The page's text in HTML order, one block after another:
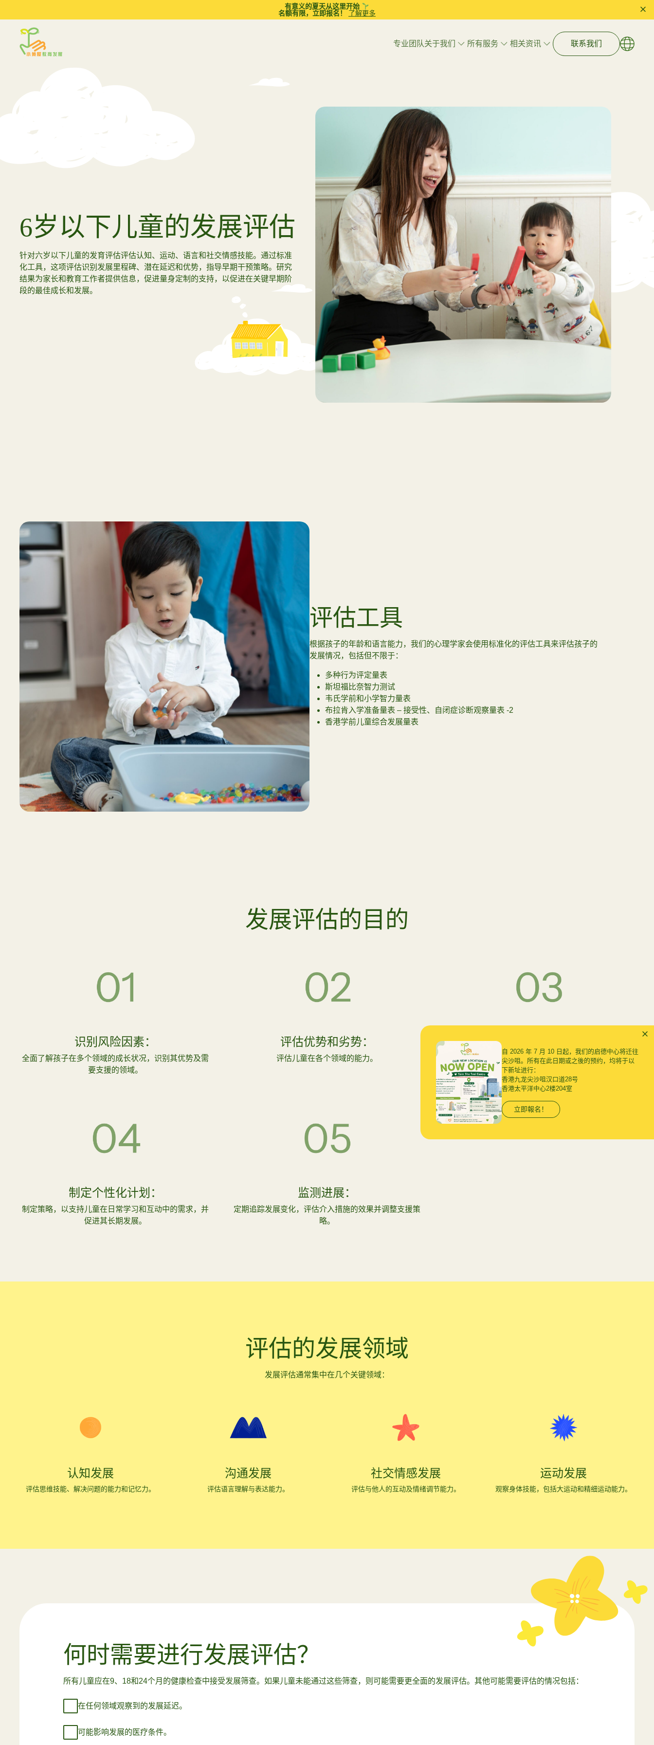
有意义的夏天从这里开始
名额有限，立即报名！
了解更多
Sprout in Motion
专业团队关于我们
关于我们
我们的环境
我们的合作伙伴
加入我们
所有服务
服务
到校支援服务
心理辅导
执行功能辅导
父母辅导 家庭与儿童福祉辅导
相关资讯
文章及建议
季度工作坊
女关系 的 10 个实用建议
全面心理教育评估 教育策略
解读孩子的成长密码：为什么儿童
心理评估必须认准“卫生署注册”专
家？
学习技巧与入学准备
拒绝盲目干预：由国际 BCBA 专家
带领的数据化 ABA 治疗，如何精
准重塑儿童行为？
查看全部
2026 Summer in Motion：夏日启航！
联系我们
语言
自 2026 年 7 月 10 日起，我们的启德中心将迁往
尖沙咀。所有在此日期或之後的预约，均将于以
下新址进行：
香港九龙尖沙咀汉口道28号
香港太平洋中心2楼204室
立即報名！
6岁以下儿童的发展评估
针对六岁以下儿童的发育评估评估认知、运动、语言和社交情感技能。通过标准
化工具，这项评估识别发展里程碑、潜在延迟和优势，指导早期干预策略。研究
结果为家长和教育工作者提供信息，促进量身定制的支持，以促进在关键早期阶
段的最佳成长和发展。
评估工具
根据孩子的年龄和语言能力，我们的心理学家会使用标准化的评估工具来评估孩子的
发展情况，包括但不限于：
多种行为评定量表
斯坦福比奈智力测试
韦氏学前和小学智力量表
布拉肯入学准备量表 – 接受性、自闭症诊断观察量表 -2
香港学前儿童综合发展量表
发展评估的目的
识别风险因素：
全面了解孩子在多个领域的成长状况，识别其优势及需
要支援的领域。
评估优势和劣势：
评估儿童在各个领域的能力。
评估学习挑战：
使用 WPPSI（韦氏幼儿智力量表）评估 2.5 至 7.25 岁
儿童的认知能力，通过分测验测量语言智商、操作智商
及处理速度。
制定个性化计划：
制定策略，以支持儿童在日常学习和互动中的需求，并
促进其长期发展。
监测进展：
定期追踪发展变化，评估介入措施的效果并调整支援策
略。
评估的发展领域
发展评估通常集中在几个关键领域：
认知发展
评估思维技能、解决问题的能力和记忆力。
沟通发展
评估语言理解与表达能力。
社交情感发展
评估与他人的互动及情绪调节能力。
运动发展
观察身体技能，包括大运动和精细运动能力。
何时需要进行发展评估？
所有儿童应在9、18和24个月的健康检查中接受发展筛查。如果儿童未能通过这些筛查，则可能需要更全面的发展评估。其他可能需要评估的情况包括：
在任何领域观察到的发展延迟。
可能影响发展的医疗条件。